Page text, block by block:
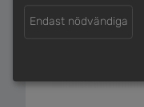
Endast nödvändiga